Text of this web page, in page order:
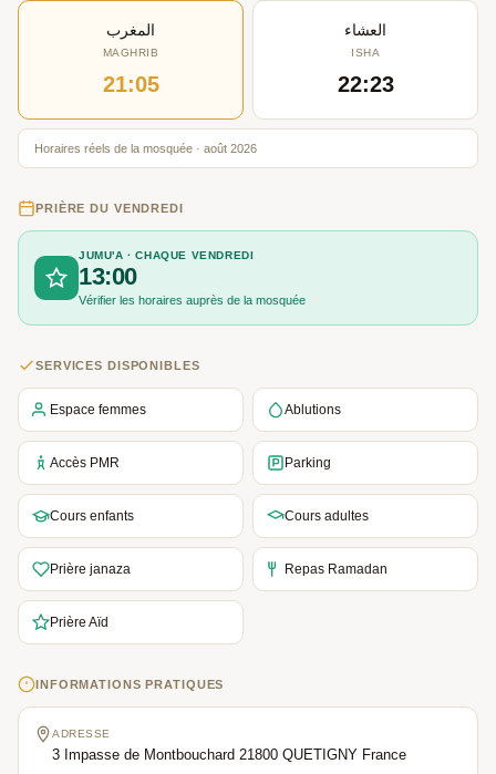
المغرب
MAGHRIB
21:05
العشاء
ISHA
22:23
Horaires réels de la mosquée · août 2026
PRIÈRE DU VENDREDI
JUMU'A · CHAQUE VENDREDI
13:00
Vérifier les horaires auprès de la mosquée
SERVICES DISPONIBLES
Espace femmes Ablutions
Accès PMR Parking
Cours enfants Cours adultes
Prière janaza Repas Ramadan
Prière Aïd
INFORMATIONS PRATIQUES
ADRESSE
3 Impasse de Montbouchard 21800 QUETIGNY France